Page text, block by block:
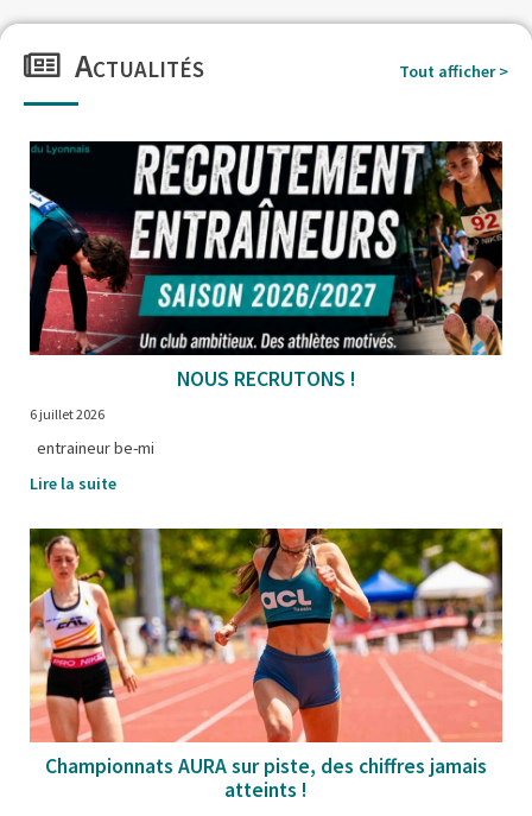
Actualités Tout afficher >
NOUS RECRUTONS !
6 juillet 2026
entraineur be-mi
Lire la suite
Championnats AURA sur piste, des chiffres jamais
atteints !